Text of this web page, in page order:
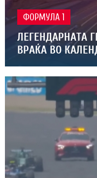
ФОРМУЛА 1
ЛЕГЕНДАРНАТА
ВРАЌА ВО